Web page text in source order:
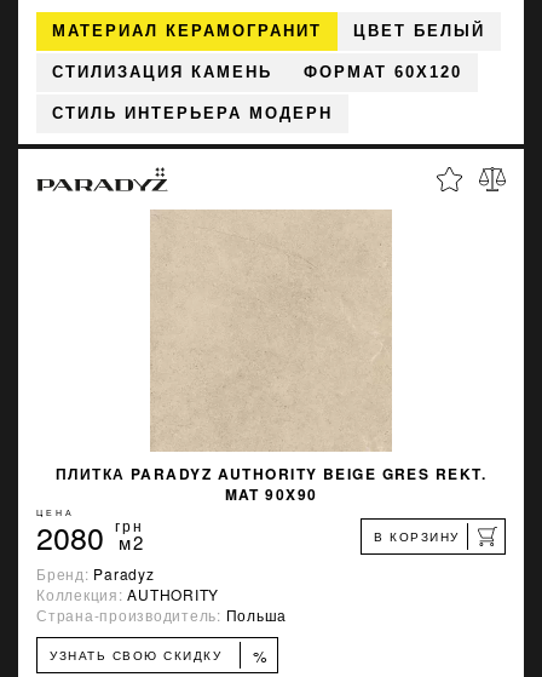
МАТЕРИАЛ КЕРАМОГРАНИТ ЦВЕТ БЕЛЫЙ
СТИЛИЗАЦИЯ КАМЕНЬ ФОРМАТ 60X120
СТИЛЬ ИНТЕРЬЕРА МОДЕРН
ПЛИТКА PARADYZ AUTHORITY BEIGE GRES REKT.
MAT 90X90
ЦЕНА
2080 грн
м2 В КОРЗИНУ
Бренд: Paradyz
Коллекция:AUTHORITY
Страна-производитель: Польша
УЗНАТЬ СВОЮ СКИДКУ %